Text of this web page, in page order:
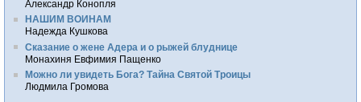
Александр Конопля
НАШИМ ВОИНАМ
Надежда Кушкова
Сказание о жене Адера и о рыжей блуднице
Монахиня Евфимия Пащенко
Можно ли увидеть Бога? Тайна Святой Троицы
Людмила Громова